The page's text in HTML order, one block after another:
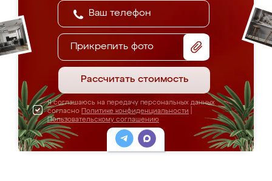
Прикрепить фото
Рассчитать стоимость
Я соглашаюсь на передачу персональных данных
согласно Политике конфиденциальности
Пользовательскому соглашению